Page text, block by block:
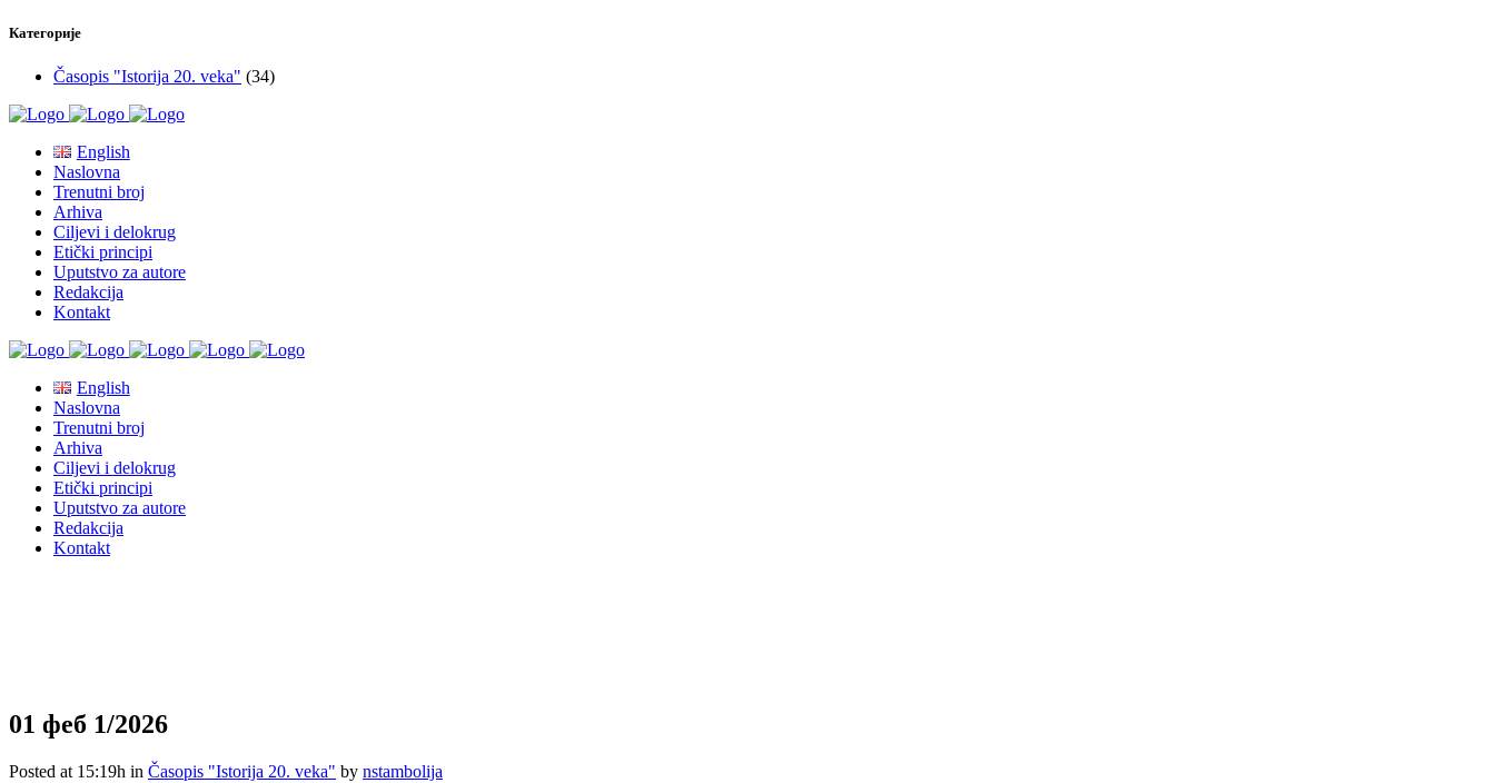
Категорије
Časopis "Istorija 20. veka" (34)
English
Naslovna
Trenutni broj
Arhiva
Ciljevi i delokrug
Etički principi
Uputstvo za autore
Redakcija
Kontakt
English
Naslovna
Trenutni broj
Arhiva
Ciljevi i delokrug
Etički principi
Uputstvo za autore
Redakcija
Kontakt
01 феб 1/2026
Posted at 15:19h in Časopis "Istorija 20. veka" by nstambolija